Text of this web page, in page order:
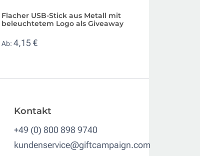
Flacher USB-Stick aus Metall mit
beleuchtetem Logo als Giveaway
Ab: 4,15 €
Kontakt
+49 (0) 800 898 9740
kundenservice@giftcampaign.com